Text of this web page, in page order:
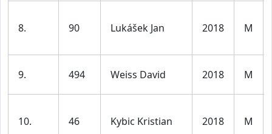
8. 90 Lukášek Jan 2018 M
9. 494 Weiss David 2018 M
10. 46 Kybic Kristian 2018 M